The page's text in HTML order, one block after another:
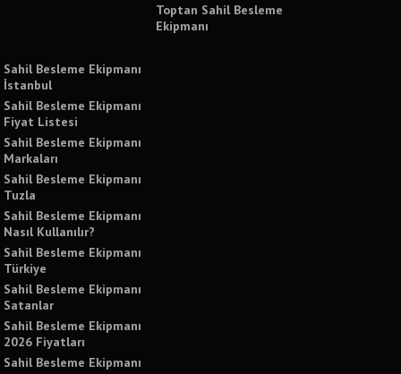
Toptan Sahil Besleme
Ekipmanı
Sahil Besleme Ekipmanı
İstanbul
Sahil Besleme Ekipmanı
Fiyat Listesi
Sahil Besleme Ekipmanı
Markaları
Sahil Besleme Ekipmanı
Tuzla
Sahil Besleme Ekipmanı
Nasıl Kullanılır?
Sahil Besleme Ekipmanı
Türkiye
Sahil Besleme Ekipmanı
Satanlar
Sahil Besleme Ekipmanı
2026 Fiyatları
Sahil Besleme Ekipmanı